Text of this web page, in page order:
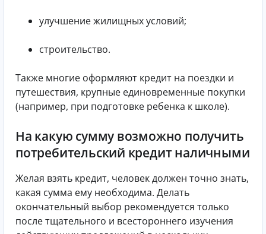
улучшение жилищных условий;
строительство.
Также многие оформляют кредит на поездки и
путешествия, крупные единовременные покупки
(например, при подготовке ребенка к школе).
На какую сумму возможно получить
потребительский кредит наличными
Желая взять кредит, человек должен точно знать,
какая сумма ему необходима. Делать
окончательный выбор рекомендуется только
после тщательного и всестороннего изучения